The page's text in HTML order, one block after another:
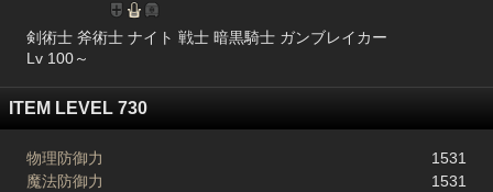
剣術士 斧術士 ナイト 戦士 暗黒騎士 ガンブレイカー
Lv 100～
ITEM LEVEL 730
物理防御力
1531
魔法防御力
1531